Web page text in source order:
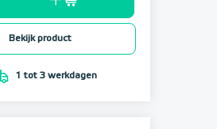
Bekijk product
1 tot 3 werkdagen